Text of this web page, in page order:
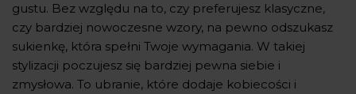
gustu. Bez względu na to, czy preferujesz klasyczne,
czy bardziej nowoczesne wzory, na pewno odszukasz
sukienkę, która spełni Twoje wymagania. W takiej
stylizacji poczujesz się bardziej pewna siebie i
zmysłowa. To ubranie, które dodaje kobiecości i